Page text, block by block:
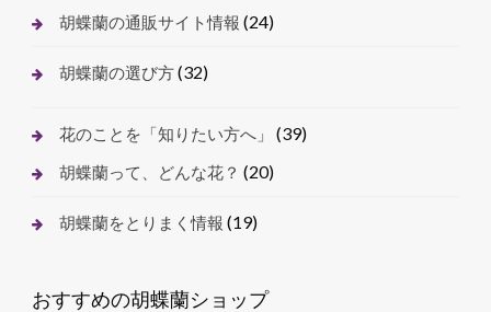
胡蝶蘭の通販サイト情報 (24)
胡蝶蘭の選び方(32)
花のことを「知りたい方へ」 (39)
胡蝶蘭って、どんな花？ (20)
胡蝶蘭をとりまく情報 (19)
おすすめの胡蝶蘭ショップ